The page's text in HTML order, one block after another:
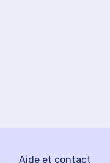
Aide et contact